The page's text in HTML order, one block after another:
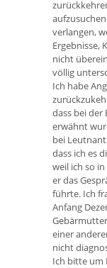
verlangen,
Ergebnisse,
nicht
völlig
Ich habe
dass bei der
erwähnt
bei
dass ich es
weil ich so
er das
führte. Ich
Anfang
einer
nicht
Ich bitte um